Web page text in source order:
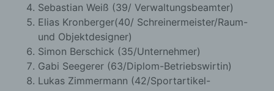
Sebastian Weiß (39/ Verwaltungsbeamter)
Elias Kronberger(40/ Schreinermeister/Raum-
und Objektdesigner)
Simon Berschick (35/Unternehmer)
Gabi Seegerer (63/Diplom-Betriebswirtin)
Lukas Zimmermann (42/Sportartikel-